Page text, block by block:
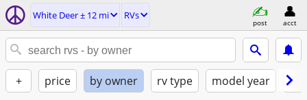
White Deer ± 12 mi RVs
post acct
+ price by owner rv type model year